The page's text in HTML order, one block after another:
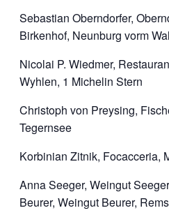
Sebastian Oberndorfer,
Birkenhof, Neunburg vorm
Nicolai P. Wiedmer,
Wyhlen, 1 Michelin Stern
Christoph von Preysing,
Tegernsee
Korbinian Zitnik, Focacceria,
Anna Seeger, Weingut
Beurer, Weingut Beurer,